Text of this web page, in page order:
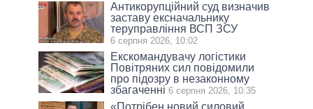
Антикорупційний суд визначив
заставу ексначальнику
теруправління ВСП ЗСУ
6 серпня 2026, 10:02
Екскомандувачу логістики
Повітряних сил повідомили
про підозру в незаконному
збагаченні 6 серпня 2026, 10:35